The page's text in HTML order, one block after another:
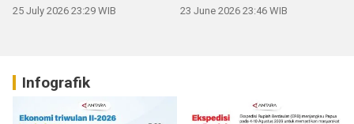
25 July 2026 23:29 WIB 23 June 2026 23:46 WIB
Infografik